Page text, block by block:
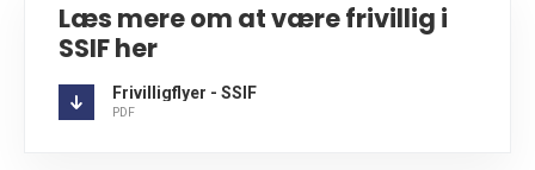
Læs mere om at være frivillig i
SSIF her
Frivilligflyer - SSIF
PDF